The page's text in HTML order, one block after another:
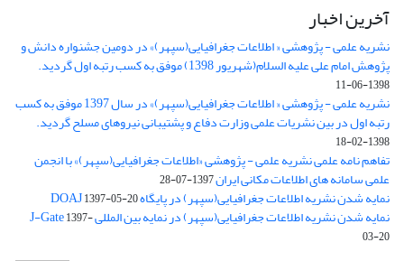
آخرین اخبار
نشریه علمی - پژوهشی « اطلاعات جغرافیایی(سپهر)» در دومین جشنواره دانش و
پژوهش امام علی علیه السلام(شهریور 1398) موفق به کسب رتبه اول گردید.
1398-06-11
نشریه علمی - پژوهشی « اطلاعات جغرافیایی(سپهر)» در سال 1397 موفق به کسب
رتبه اول در بین نشریات علمی وزارت دفاع و پشتیبانی نیروهای مسلح گردید.
1398-02-18
تفاهم نامه علمی نشریه علمی - پژوهشی «اطلاعات جغرافیایی(سپهر)» با انجمن
علمی سامانه های اطلاعات مکانی ایران1397-07-28
نمایه شدن نشریه اطلاعات جغرافیایی(سپهر) در پایگاه DOAJ1397-05-20
نمایه شدن نشریه اطلاعات جغرافیایی(سپهر) در نمایه بین المللی J-Gate1397-
03-20